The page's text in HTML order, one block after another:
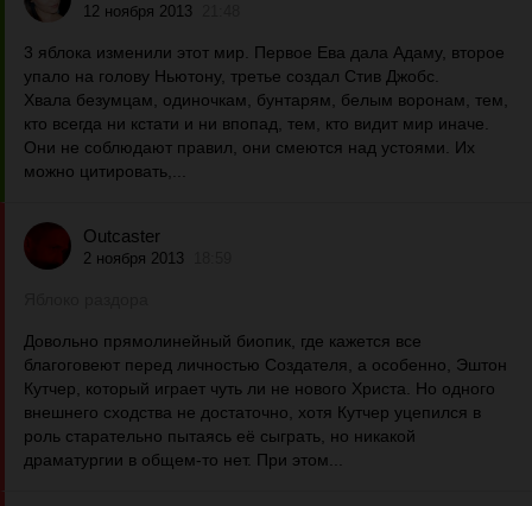
12 ноября 2013
3 яблока изменили этот мир. Первое Ева дала Адаму, второе
упало на голову Ньютону, третье создал Стив Джобс.
Хвала безумцам, одиночкам, бунтарям, белым воронам, тем,
кто всегда ни кстати и ни впопад, тем, кто видит мир иначе.
Они не соблюдают правил, они смеются над устоями. Их
можно цитировать,...
Outcaster
2 ноября 2013
Довольно прямолинейный биопик, где кажется все
благоговеют перед личностью Создателя, а особенно, Эштон
Кутчер, который играет чуть ли не нового Христа. Но одного
внешнего сходства не достаточно, хотя Кутчер уцепился в
роль старательно пытаясь её сыграть, но никакой
драматургии в общем-то нет. При этом...